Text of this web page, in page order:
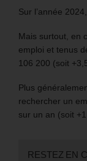
Sur l’année
Mais surtout, en
emploi et tenus
106 200 (soit
Plus
rechercher un
sur un an (soit
RESTEZ EN